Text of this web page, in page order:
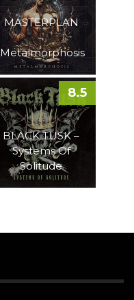
MASTERPLAN
–
Metalmorphosis
BLACK TUSK –
Systems Of
Solitude
8.5